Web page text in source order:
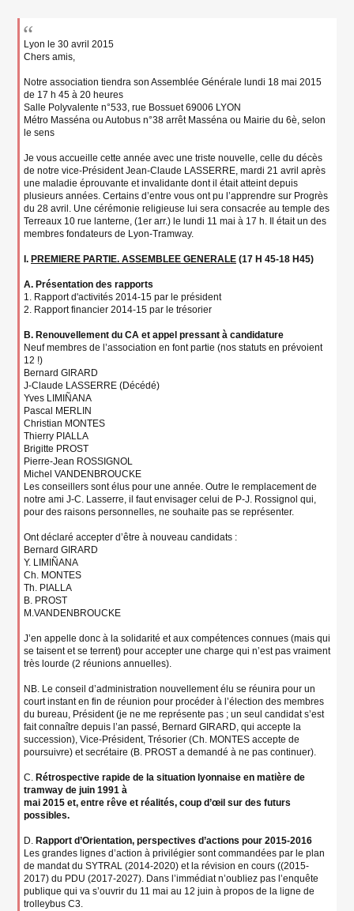
Lyon le 30 avril 2015
Chers amis,
Notre association tiendra son Assemblée Générale lundi 18 mai 2015
de 17 h 45 à 20 heures
Salle Polyvalente n°533, rue Bossuet 69006 LYON
Métro Masséna ou Autobus n°38 arrêt Masséna ou Mairie du 6è, selon
le sens
Je vous accueille cette année avec une triste nouvelle, celle du décès
de notre vice-Président Jean-Claude LASSERRE, mardi 21 avril après
une maladie éprouvante et invalidante dont il était atteint depuis
plusieurs années. Certains d’entre vous ont pu l’apprendre sur Progrès
du 28 avril. Une cérémonie religieuse lui sera consacrée au temple des
Terreaux 10 rue lanterne, (1er arr.) le lundi 11 mai à 17 h. Il était un des
membres fondateurs de Lyon-Tramway.
I. PREMIERE PARTIE. ASSEMBLEE GENERALE (17 H 45-18 H45)
A. Présentation des rapports
1. Rapport d'activités 2014-15 par le président
2. Rapport financier 2014-15 par le trésorier
B. Renouvellement du CA et appel pressant à candidature
Neuf membres de l’association en font partie (nos statuts en prévoient
12 !)
Bernard GIRARD
J-Claude LASSERRE (Décédé)
Yves LIMIÑANA
Pascal MERLIN
Christian MONTES
Thierry PIALLA
Brigitte PROST
Pierre-Jean ROSSIGNOL
Michel VANDENBROUCKE
Les conseillers sont élus pour une année. Outre le remplacement de
notre ami J-C. Lasserre, il faut envisager celui de P-J. Rossignol qui,
pour des raisons personnelles, ne souhaite pas se représenter.
Ont déclaré accepter d’être à nouveau candidats :
Bernard GIRARD
Y. LIMIÑANA
Ch. MONTES
Th. PIALLA
B. PROST
M.VANDENBROUCKE
J’en appelle donc à la solidarité et aux compétences connues (mais qui
se taisent et se terrent) pour accepter une charge qui n’est pas vraiment
très lourde (2 réunions annuelles).
NB. Le conseil d’administration nouvellement élu se réunira pour un
court instant en fin de réunion pour procéder à l’élection des membres
du bureau, Président (je ne me représente pas ; un seul candidat s’est
fait connaître depuis l’an passé, Bernard GIRARD, qui accepte la
succession), Vice-Président, Trésorier (Ch. MONTES accepte de
poursuivre) et secrétaire (B. PROST a demandé à ne pas continuer).
C. Rétrospective rapide de la situation lyonnaise en matière de
tramway de juin 1991 à
mai 2015 et, entre rêve et réalités, coup d’œil sur des futurs
possibles.
D. Rapport d’Orientation, perspectives d’actions pour 2015-2016
Les grandes lignes d’action à privilégier sont commandées par le plan
de mandat du SYTRAL (2014-2020) et la révision en cours ((2015-
2017) du PDU (2017-2027). Dans l’immédiat n’oubliez pas l’enquête
publique qui va s’ouvrir du 11 mai au 12 juin à propos de la ligne de
trolleybus C3.